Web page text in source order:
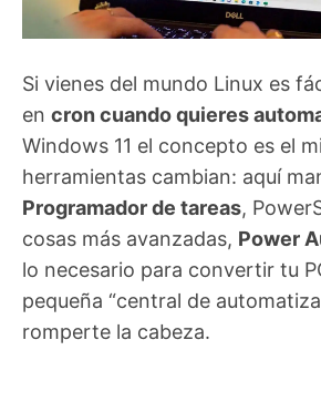
Si vienes del mundo Linux es
en cron cuando quieres
Windows 11 el concepto es el
herramientas cambian: aquí
Programador de tareas,
cosas más avanzadas, Power
lo necesario para convertir tu
pequeña “central de
romperte la cabeza.